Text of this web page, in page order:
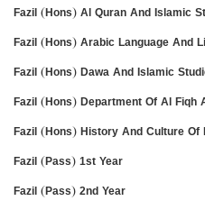
Fazil (Hons) Al Quran And Islamic
Fazil (Hons) Arabic Language And
Fazil (Hons) Dawa And Islamic
Fazil (Hons) Department Of Al Fiqh
Fazil (Hons) History And Culture Of
Fazil (Pass) 1st Year
Fazil (Pass) 2nd Year